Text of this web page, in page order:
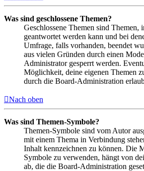
Was sind geschlossene Themen?
Geschlossene Themen sind Themen,
geantwortet werden kann und bei
Umfrage, falls vorhanden, beendet
aus vielen Gründen durch einen
Administrator gesperrt werden.
Möglichkeit, deine eigenen Themen
durch die Board-Administration
Nach oben
Was sind Themen-Symbole?
Themen-Symbole sind vom Autor
mit einem Thema in Verbindung
Inhalt kennzeichnen zu können. Die
Symbole zu verwenden, hängt von
ab, die die Board-Administration